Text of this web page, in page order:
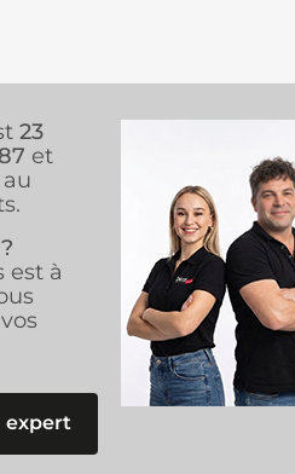
23
et
est à
expert